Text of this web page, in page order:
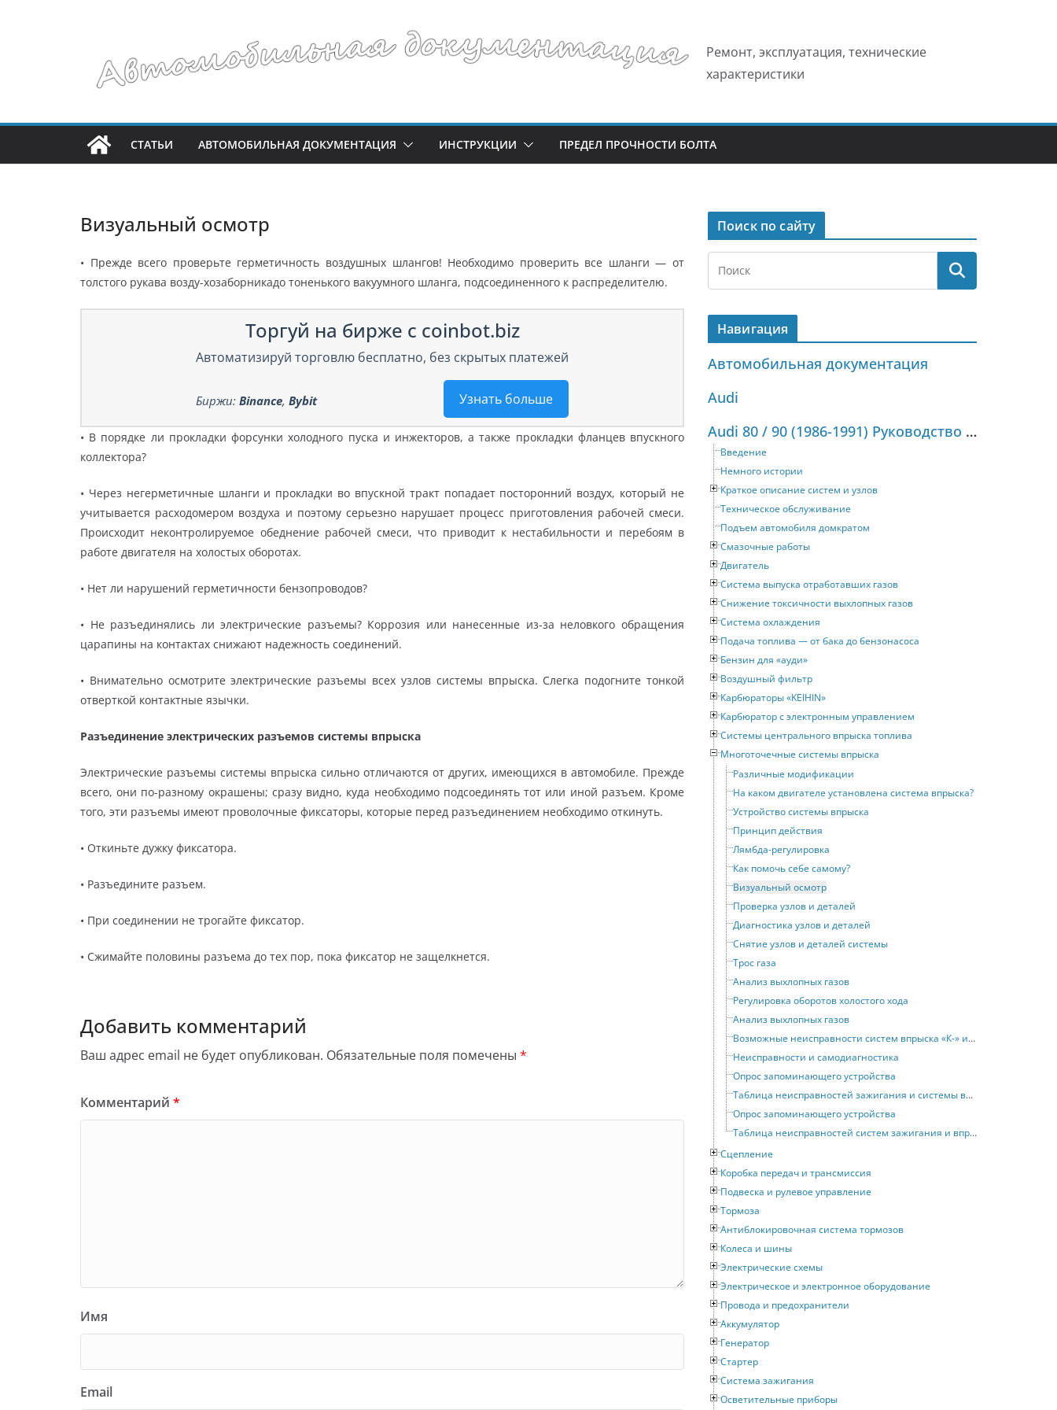
Ремонт, эксплуатация, технические
характеристики
СТАТЬИ АВТОМОБИЛЬНАЯ ДОКУМЕНТАЦИЯ ИНСТРУКЦИИ ПРЕДЕЛ ПРОЧНОСТИ БОЛТА
Визуальный осмотр
• Прежде всего проверьте герметичность воздушных шлангов! Необходимо проверить все шланги — от
толстого рукава возду-хозаборникадо тоненького вакуумного шланга, подсоединенного к распределителю.
Торгуй на бирже с coinbot.biz
Автоматизируй торговлю бесплатно, без скрытых платежей
Узнать больше
Биржи: Binance, Bybit
• В порядке ли прокладки форсунки холодного пуска и инжекторов, а также прокладки фланцев впускного
коллектора?
• Через негерметичные шланги и прокладки во впускной тракт попадает посторонний воздух, который не
учитывается расходомером воздуха и поэтому серьезно нарушает процесс приготовления рабочей смеси.
Происходит неконтролируемое обеднение рабочей смеси, что приводит к нестабильности и перебоям в
работе двигателя на холостых оборотах.
• Нет ли нарушений герметичности бензопроводов?
• Не разъединялись ли электрические разъемы? Коррозия или нанесенные из-за неловкого обращения
царапины на контактах снижают надежность соединений.
• Внимательно осмотрите электрические разъемы всех узлов системы впрыска. Слегка подогните тонкой
отверткой контактные язычки.
Разъединение электрических разъемов системы впрыска
Электрические разъемы системы впрыска сильно отличаются от других, имеющихся в автомобиле. Прежде
всего, они по-разному окрашены; сразу видно, куда необходимо подсоединять тот или иной разъем. Кроме
того, эти разъемы имеют проволочные фиксаторы, которые перед разъединением необходимо откинуть.
• Откиньте дужку фиксатора.
• Разъедините разъем.
• При соединении не трогайте фиксатор.
• Сжимайте половины разъема до тех пор, пока фиксатор не защелкнется.
Добавить комментарий
Ваш адрес email не будет опубликован. Обязательные поля помечены *
Комментарий *
Имя
Email
Поиск по сайту
Навигация
Автомобильная документация
Audi
Audi 80 / 90 (1986-1991) Руководство по ремонту и техническому обслуживанию
Введение
Немного истории
Краткое описание систем и узлов
Техническое обслуживание
Подъем автомобиля домкратом
Смазочные работы
Двигатель
Система выпуска отработавших газов
Снижение токсичности выхлопных газов
Система охлаждения
Подача топлива — от бака до бензонасоса
Бензин для «ауди»
Воздушный фильтр
Карбюраторы «KEIHIN»
Карбюратор с электронным управлением
Системы центрального впрыска топлива
Многоточечные системы впрыска
Различные модификации
На каком двигателе установлена система впрыска?
Устройство системы впрыска
Принцип действия
Лямбда-регулировка
Как помочь себе самому?
Визуальный осмотр
Проверка узлов и деталей
Диагностика узлов и деталей
Снятие узлов и деталей системы
Трос газа
Анализ выхлопных газов
Регулировка оборотов холостого хода
Анализ выхлопных газов
Возможные неисправности систем впрыска «К-» и «KE-JETRONIC»
Неисправности и самодиагностика
Опрос запоминающего устройства
Таблица неисправностей зажигания и системы впрыска топлива двигателей 3A и AAD
Опрос запоминающего устройства
Таблица неисправностей систем зажигания и впрыска двигателя NG
Сцепление
Коробка передач и трансмиссия
Подвеска и рулевое управление
Тормоза
Антиблокировочная система тормозов
Колеса и шины
Электрические схемы
Электрическое и электронное оборудование
Провода и предохранители
Аккумулятор
Генератор
Стартер
Система зажигания
Осветительные приборы